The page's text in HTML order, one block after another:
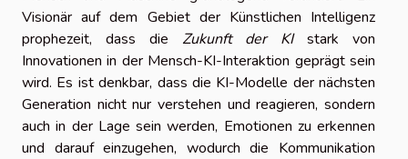
Visionär auf dem Gebiet der Künstlichen Intelligenz
prophezeit, dass die Zukunft der KIstark von
Innovationen in der Mensch-KI-Interaktion geprägt sein
wird. Es ist denkbar, dass die KI-Modelle der nächsten
Generation nicht nur verstehen und reagieren, sondern
auch in der Lage sein werden, Emotionen zu erkennen
und darauf einzugehen, wodurch die Kommunikation